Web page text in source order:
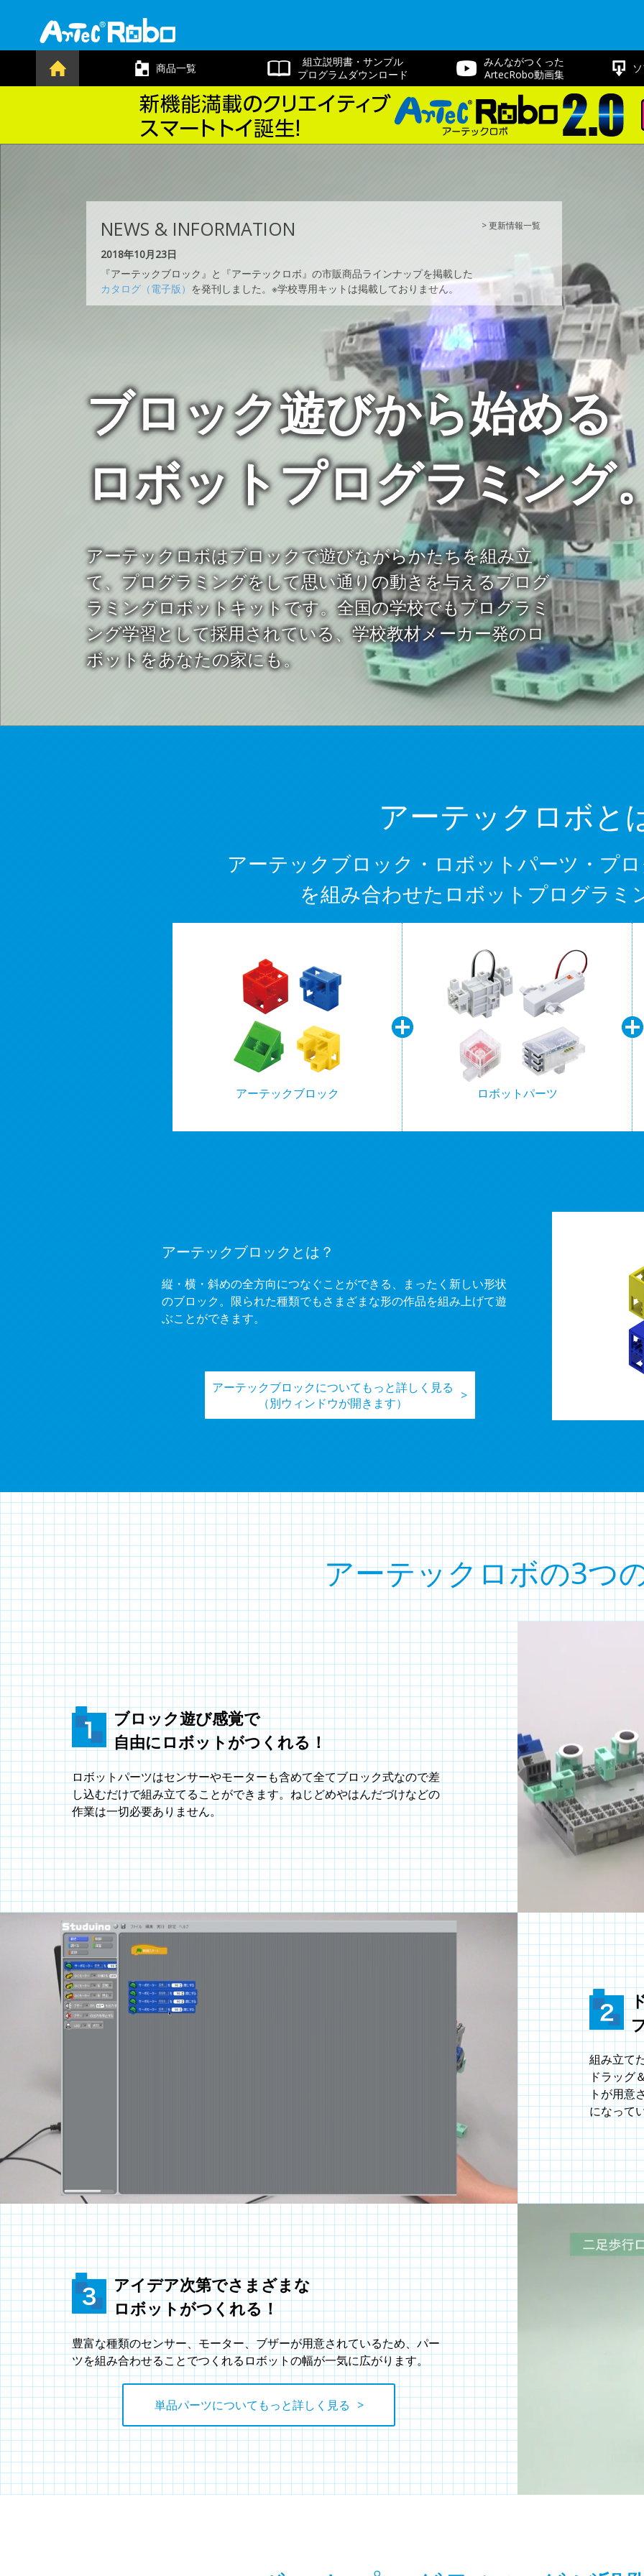
商品一覧
組立説明書・サンプル
プログラムダウンロード
みんながつくった
ArtecRobo動画集
NEWS & INFORMATION
2018年10月23日
『アーテックブロック』と『アーテックロボ』の市販商品ラインナップを掲載した
カタログ（電子版） を発刊しました。※学校専用キットは掲載しておりません。
> 更新情報一覧
ブロック遊びから始める
ロボットプログラミング
アーテックロボはブロックで遊びながらかたちを組み立
て、プログラミングをして思い通りの動きを与えるプログ
ラミングロボットキットです。全国の学校でもプログラミ
ング学習として採用されている、学校教材メーカー発のロ
ボットをあなたの家にも。
アーテックロボと
アーテックブロック・ロボットパーツ・プ
を組み合わせたロボットプログラミ
アーテックブロック ロボットパーツ
アーテックブロックとは？
縦・横・斜めの全方向につなぐことができる、まったく新しい形状
のブロック。限られた種類でもさまざまな形の作品を組み上げて遊
ぶことができます。
アーテックブロックについてもっと詳しく見る
（別ウィンドウが開きます）
>
アーテックロボの3つ
ブロック遊び感覚で
自由にロボットがつくれる！
ロボットパーツはセンサーやモーターも含めて全てブロック式なので差
し込むだけで組み立てることができます。ねじどめやはんだづけなどの
作業は一切必要ありません。
組み立て
ドラッグ
トが用意
になって
アイデア次第でさまざまな
ロボットがつくれる！
豊富な種類のセンサー、モーター、ブザーが用意されているため、パー
ツを組み合わせることでつくれるロボットの幅が一気に広がります。
単品パーツについてもっと詳しく見る >